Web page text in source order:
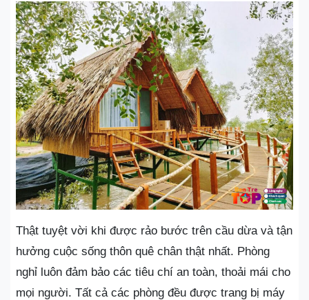
Thật tuyệt vời khi được rảo bước trên cầu dừa và tận
hưởng cuộc sống thôn quê chân thật nhất. Phòng
nghỉ luôn đảm bảo các tiêu chí an toàn, thoải mái cho
mọi người. Tất cả các phòng đều được trang bị máy